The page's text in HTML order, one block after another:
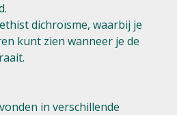
dichroïsme, waarbij je
kunt zien wanneer je de
in verschillende